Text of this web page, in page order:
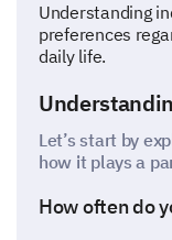
Understanding
preferences
daily life.
Let’s start by
how it plays a
How often do